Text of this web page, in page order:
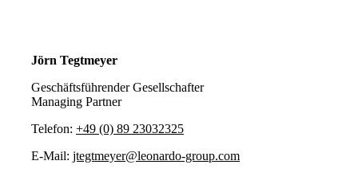
Jörn Tegtmeyer
Geschäftsführender Gesellschafter
Managing Partner
Telefon: +49 (0) 89 23032325
E-Mail: jtegtmeyer@leonardo-group.com